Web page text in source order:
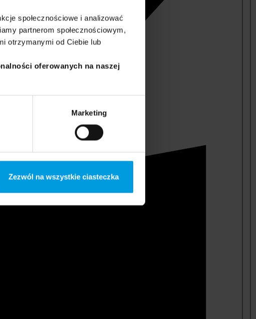
społecznościowe i analizować
partnerom społecznościowym,
otrzymanymi od Ciebie lub
oferowanych na naszej
Marketing
Zezwól na wszystkie ciasteczka